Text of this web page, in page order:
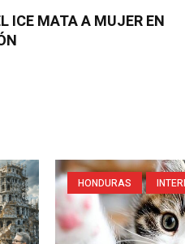
ICE MATA A MUJER EN
HONDURAS